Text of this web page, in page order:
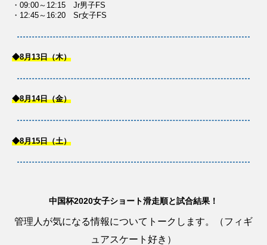
・09:00～12:15 Jr男子FS
・12:45～16:20 Sr女子FS
◆8月13日（木）
◆8月14日（金）
◆8月15日（土）
中国杯2020女子ショート滑走順と試合結果！
管理人が気になる情報についてトークします。（フィギ
ュアスケート好き）